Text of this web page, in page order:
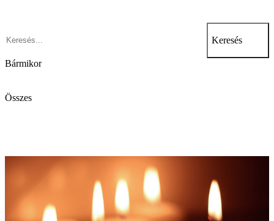
Keresés
Bármikor
Összes